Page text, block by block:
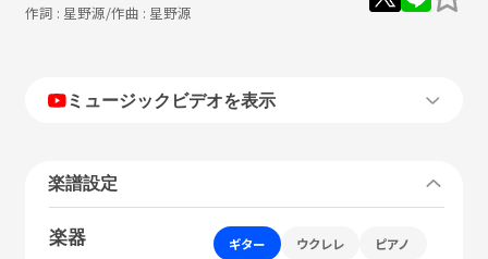
作詞 : 星野源/作曲 : 星野源
ミュージックビデオを表示
楽譜設定
楽器 ギター ウクレレ ピアノ